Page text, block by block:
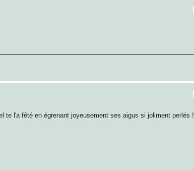
te l'a fêté en égrenant joyeusement ses aigus si joliment perlés !